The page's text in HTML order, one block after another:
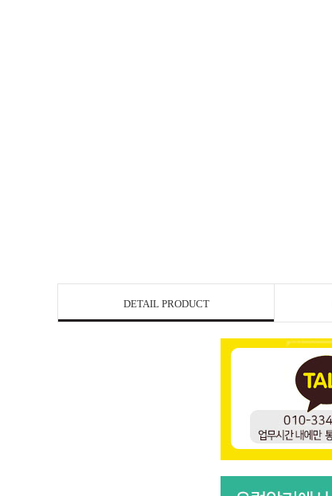
DETAIL PRODUCT